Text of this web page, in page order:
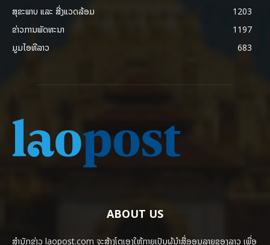
ສຸຂະພາບ ແລະ ສີ່ງແວດລ້ອມ
1203
ຂ່າວການພັດທະນາ
1197
ມູມໄອທີລາວ
683
ABOUT US
ສຳນັກຂ່າວ laopost.com ຈະສ້າງໂຕເອງໃຫ້ກາຍເປັນຜູ້ນຳສື່ອອນລາຍຂອງລາວ ເພື່ອ